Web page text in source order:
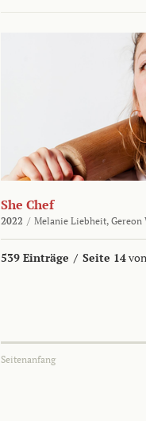
She Chef
2022 / Melanie Liebheit, Gereon
539 Einträge / Seite 14
Seitenanfang